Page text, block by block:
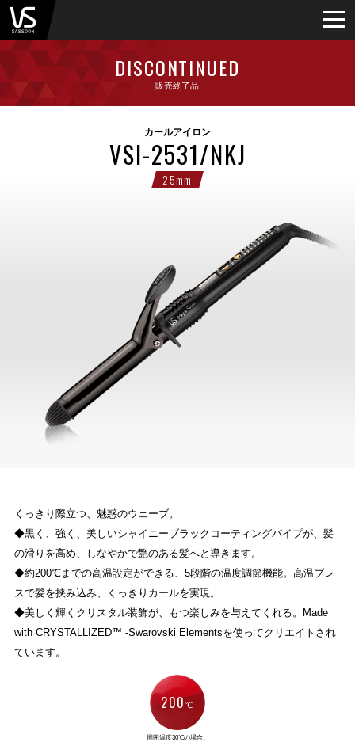
DISCONTINUED
販売終了品
カールアイロン
VSI-2531/NKJ
25mm
くっきり際立つ、魅惑のウェーブ。
◆黒く、強く、美しいシャイニーブラックコーティングパイプが、髪
の滑りを高め、しなやかで艶のある髪へと導きます。
◆約200℃までの高温設定ができる、5段階の温度調節機能。高温プレ
スで髪を挟み込み、くっきりカールを実現。
◆美しく輝くクリスタル装飾が、もつ楽しみを与えてくれる。Made
with CRYSTALLIZED™ -Swarovski Elementsを使ってクリエイトされ
ています。
200℃
周囲温度30℃の場合。